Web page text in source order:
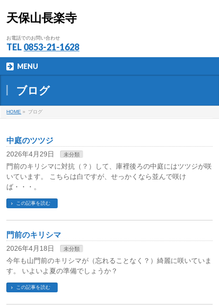
天保山長楽寺
お電話でのお問い合わせ
TEL 0853-21-1628
MENU
ブログ
HOME » ブログ
中庭のツツジ
2026年4月29日 未分類
門前のキリシマに対抗（？）して、庫裡後ろの中庭にはツツジが咲
いています。 こちらは白ですが、せっかくなら並んで咲け
ば・・・。
この記事を読む
門前のキリシマ
2026年4月18日 未分類
今年も山門前のキリシマが（忘れることなく？）綺麗に咲いていま
す。 いよいよ夏の準備でしょうか？
この記事を読む